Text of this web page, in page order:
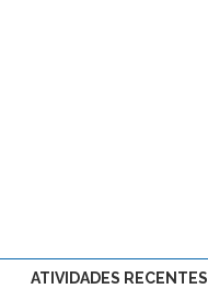
ATIVIDADES RECENTES